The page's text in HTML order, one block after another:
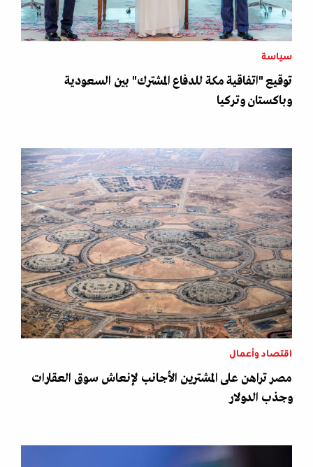
سياسة
توقيع "اتفاقية مكة للدفاع المشترك" بين السعودية
وباكستان وتركيا
اقتصاد وأعمال
مصر تراهن على المشترين الأجانب لإنعاش سوق العقارات
وجذب الدولار